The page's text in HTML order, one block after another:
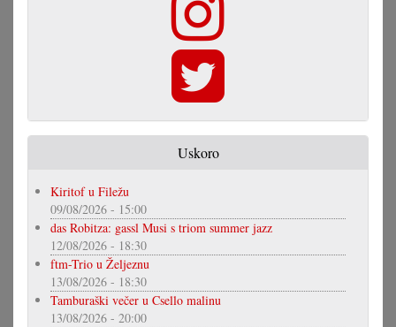
Uskoro
Kiritof u Filežu
09/08/2026 - 15:00
das Robitza: gassl Musi s triom summer jazz
12/08/2026 - 18:30
ftm-Trio u Željeznu
13/08/2026 - 18:30
Tamburaški večer u Csello malinu
13/08/2026 - 20:00